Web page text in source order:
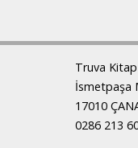
Truva Kitap
İsmetpaşa
17010
0286 213